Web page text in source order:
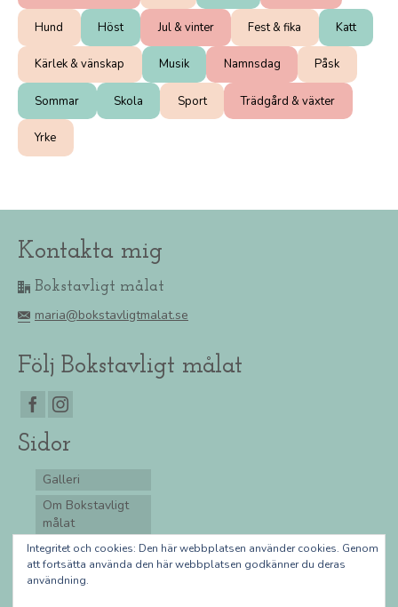
Hund Höst Jul & vinter Fest & fika Katt
Kärlek & vänskap Musik Namnsdag Påsk
Sommar Skola Sport Trädgård & växter
Yrke
Kontakta mig
Bokstavligt målat
maria@bokstavligtmalat.se
Följ Bokstavligt målat
Sidor
Galleri
Om Bokstavligt
målat
Integritetspolicy
Köpvillkor
Integritet och cookies: Den här webbplatsen använder cookies. Genom
att fortsätta använda den här webbplatsen godkänner du deras
användning.